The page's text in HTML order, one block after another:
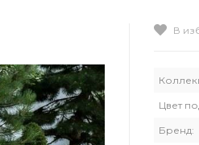
В
Цвет
Бренд: